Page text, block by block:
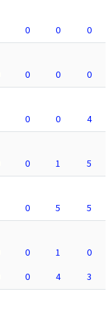
0 0
0
0 0
0
0 0
4
0 1
5
0 5
5
0 1
0
0 4
3